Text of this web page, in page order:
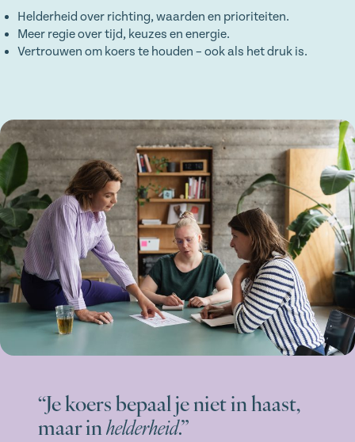
Helderheid over richting, waarden en prioriteiten.
Meer regie over tijd, keuzes en energie.
Vertrouwen om koers te houden – ook als het druk is.
“Je koers bepaal je niet in haast,
maar inhelderheid.”